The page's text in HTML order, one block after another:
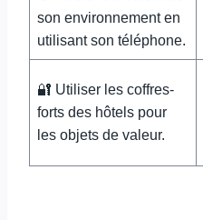
son environnement en
utilisant son téléphone.
🔐 Utiliser les coffres-
forts des hôtels pour
les objets de valeur.